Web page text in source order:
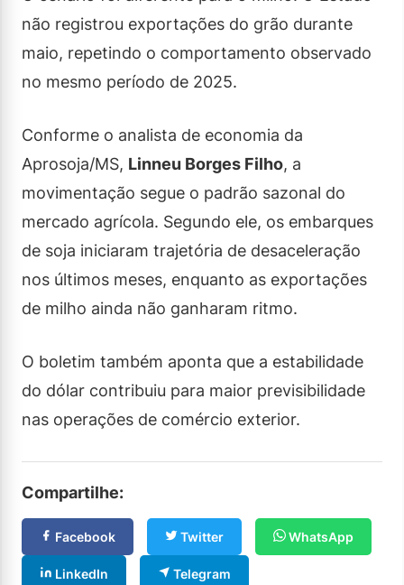
não registrou exportações do grão durante
maio, repetindo o comportamento observado
no mesmo período de 2025.
Conforme o analista de economia da
Aprosoja/MS, Linneu Borges Filho, a
movimentação segue o padrão sazonal do
mercado agrícola. Segundo ele, os embarques
de soja iniciaram trajetória de desaceleração
nos últimos meses, enquanto as exportações
de milho ainda não ganharam ritmo.
O boletim também aponta que a estabilidade
do dólar contribuiu para maior previsibilidade
nas operações de comércio exterior.
Compartilhe:
Facebook Twitter WhatsApp
LinkedIn Telegram